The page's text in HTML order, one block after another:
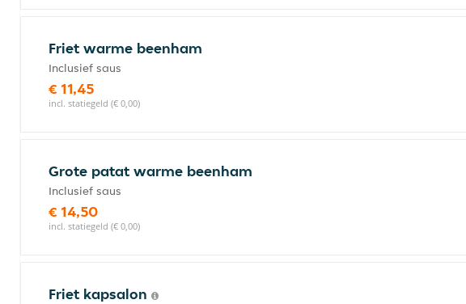
Friet warme beenham
Inclusief saus
€ 11,45
incl. statiegeld (€ 0,00)
Grote patat warme beenham
Inclusief saus
€ 14,50
incl. statiegeld (€ 0,00)
Friet kapsalon